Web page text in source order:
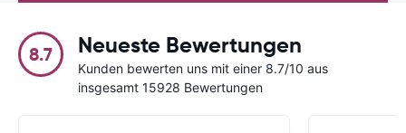
8.7 Neueste Bewertungen
Kunden bewerten uns mit einer 8.7/10 aus
insgesamt 15928 Bewertungen